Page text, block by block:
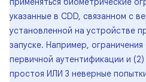
указанные в CDD, связанном с
установленной на устройстве
запуске. Например,
первичной аутентификации и
простоя ИЛИ 3 неверные